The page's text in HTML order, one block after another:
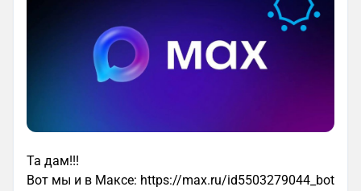
Та дам!!!
Вот мы и в Максе: https://max.ru/id5503279044_bot